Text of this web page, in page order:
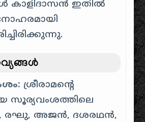
കാളിദാസൻ ഇതിൽ
ശ്രീരാമന്റെ
സൂര്യവംശത്തിലെ
രഘു, അജൻ, ദശരഥൻ,